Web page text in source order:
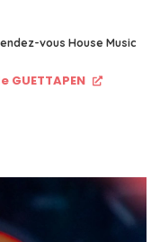
vous House Music
GUETTAPEN